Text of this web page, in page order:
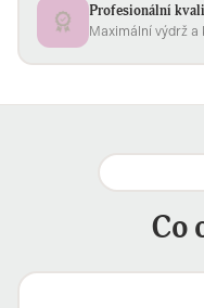
Profesionální
Maximální výdrž
Co